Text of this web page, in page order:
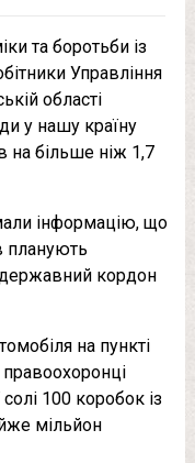
та боротьби із
Управління
області
у нашу країну
на більше ніж 1,7
інформацію, що
планують
кордон
на пункті
100 коробок із
мільйон